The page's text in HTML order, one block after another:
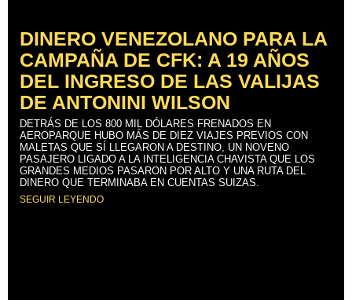
DINERO VENEZOLANO PARA LA
CAMPAÑA DE CFK: A 19 AÑOS
DEL INGRESO DE LAS VALIJAS
DE ANTONINI WILSON
DETRÁS DE LOS 800 MIL DÓLARES FRENADOS EN
AEROPARQUE HUBO MÁS DE DIEZ VIAJES PREVIOS CON
MALETAS QUE SÍ LLEGARON A DESTINO, UN NOVENO
PASAJERO LIGADO A LA INTELIGENCIA CHAVISTA QUE LOS
GRANDES MEDIOS PASARON POR ALTO Y UNA RUTA DEL
DINERO QUE TERMINABA EN CUENTAS SUIZAS.
SEGUIR LEYENDO